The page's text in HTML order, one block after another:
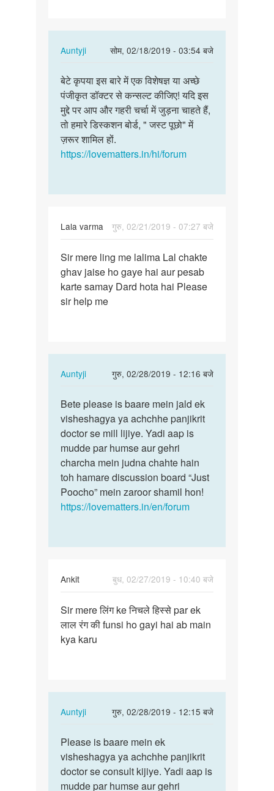
Auntyji
सोम, 02/18/2019 - 03:54 बजे
In
to
मेरे
लिंग
में
3,4
दिन
Vikas
बेटे
कृपया
इस
बारे
में
एक…
बेटे कृपया इस बारे में एक विशेषज्ञ या अच्छे
पंजीकृत डॉक्टर से कन्सल्ट कीजिए! यदि इस
मुद्दे पर आप और गहरी चर्चा में जुड़ना चाहते हैं,
तो हमारे डिस्कशन बोर्ड, " जस्ट पूछो" में
ज़रूर शामिल हों.
https://lovematters.in/hi/forum
Lala varma
गुरु, 02/21/2019 - 07:27 बजे
Sir
mere
ling
me
Sir mere ling me lalima Lal chakte
ghav jaise ho gaye hai aur pesab
karte samay Dard hota hai Please
sir help me
Auntyji
गुरु, 02/28/2019 - 12:16 बजे
In
to
Sir
mere
ling
me
lalima
Lal…
by
Bete
please
is
baare
mein…
Bete please is baare mein jald ek
visheshagya ya achchhe panjikrit
doctor se mill lijiye. Yadi aap is
mudde par humse aur gehri
charcha mein judna chahte hain
toh hamare discussion board “Just
Poocho” mein zaroor shamil hon!
https://lovematters.in/en/forum
Ankit
बुध, 02/27/2019 - 10:40 बजे
Sir
mere
लिंग
Sir mere लिंग ke निचले हिस्से par ek
लाल रंग की funsi ho gayi hai ab main
kya karu
Auntyji
गुरु, 02/28/2019 - 12:15 बजे
In
to
Sir
mere
लिंग
Please
is
baare
mein
Please is baare mein ek
visheshagya ya achchhe panjikrit
doctor se consult kijiye. Yadi aap is
mudde par humse aur gehri